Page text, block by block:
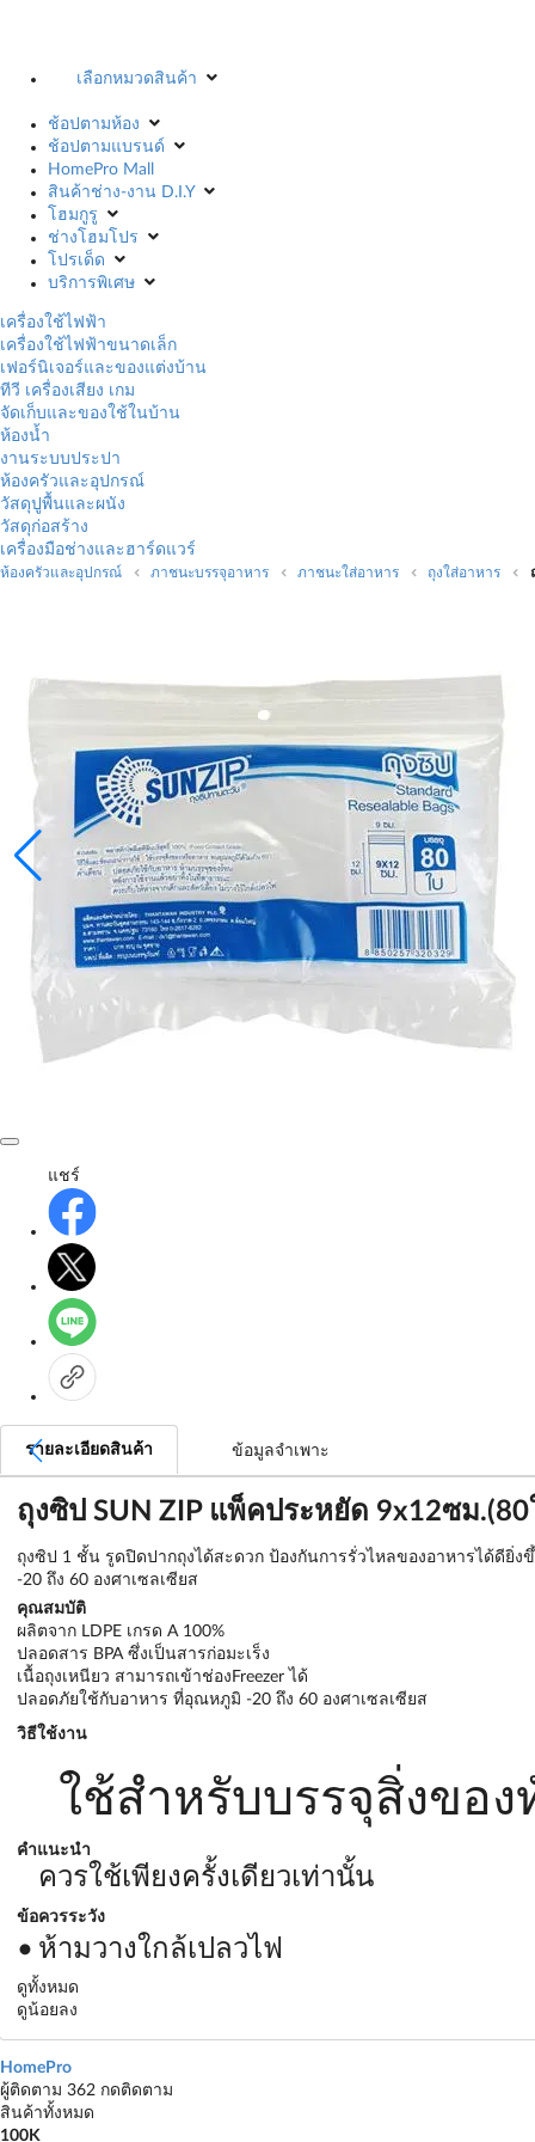
เลือกหมวดสินค้า
ช้อปตามห้อง
ช้อปตามแบรนด์
HomePro Mall
สินค้าช่าง-งาน D.I.Y
โฮมกูรู
ช่างโฮมโปร
โปรเด็ด
บริการพิเศษ
เครื่องใช้ไฟฟ้า
เครื่องใช้ไฟฟ้าขนาดเล็ก
เฟอร์นิเจอร์และของแต่งบ้าน
ทีวี เครื่องเสียง เกม
จัดเก็บและของใช้ในบ้าน
ห้องน้ำ
งานระบบประปา
ห้องครัวและอุปกรณ์
วัสดุปูพื้นและผนัง
วัสดุก่อสร้าง
เครื่องมือช่างและฮาร์ดแวร์
ห้องครัวและอุปกรณ์ ภาชนะบรรจุอาหาร ภาชนะใส่อาหาร ถุงใส่อาหาร
แชร์
รายละเอียดสินค้า ข้อมูลจำเพาะ
ถุงซิป SUN ZIP แพ็คประหยัด 9x12ซม.(80
ถุงซิป 1 ชั้น รูดปิดปากถุงได้สะดวก ป้องกันการรั่วไหลของอาหารได้ดียิ่ง
-20 ถึง 60 องศาเซลเซียส
คุณสมบัติ
ผลิตจาก LDPE เกรด A 100%
ปลอดสาร BPA ซึ่งเป็นสารก่อมะเร็ง
เนื้อถุงเหนียว สามารถเข้าช่องFreezer ได้
ปลอดภัยใช้กับอาหาร ที่อุณหภูมิ -20 ถึง 60 องศาเซลเซียส
วิธีใช้งาน
ใช้สำหรับบรรจุสิ่งของ
คำแนะนำ
ควรใช้เพียงครั้งเดียวเท่านั้น
ข้อควรระวัง
ห้ามวางใกล้เปลวไฟ
ดูทั้งหมด
ดูน้อยลง
HomePro
ผู้ติดตาม 362 กดติดตาม
สินค้าทั้งหมด
100K